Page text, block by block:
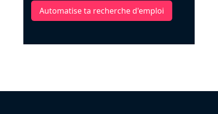
Automatise ta recherche d'emploi